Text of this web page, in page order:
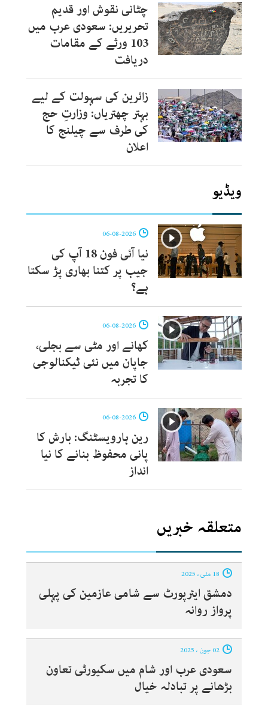
چٹانی نقوش اور قدیم
تحریریں: سعودی عرب میں
103 ورثے کے مقامات
دریافت
زائرین کی سہولت کے لیے
بہتر چھتریاں: وزارتِ حج
کی طرف سے چیلنج کا
اعلان
ویڈیو
نیا آئی فون 18 آپ کی
جیب پر کتنا بھاری پڑ سکتا
ہے؟
کھانے اور مٹی سے بجلی،
جاپان میں نئی ٹیکنالوجی
کا تجربہ
رین ہارویسٹنگ: بارش کا
پانی محفوظ بنانے کا نیا
انداز
متعلقہ خبریں
دمشق ایئرپورٹ سے شامی عازمین کی پہلی
پرواز روانہ
سعودی عرب اور شام میں سکیورٹی تعاون
بڑھانے پر تبادلہ خیال